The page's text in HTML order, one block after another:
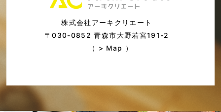
株式会社アーキクリエート
〒030-0852 青森市大野若宮191-2
（ > Map ）